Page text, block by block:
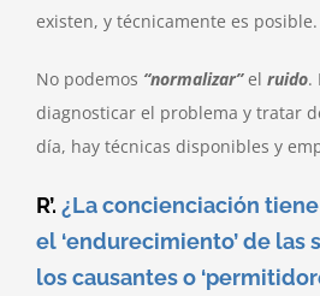
existen, y técnicamente es posible.
No podemos “normalizar” el ruido.
diagnosticar el problema y tratar
día, hay técnicas disponibles y
R’. ¿La concienciación
el ‘endurecimiento’ de las
los causantes o